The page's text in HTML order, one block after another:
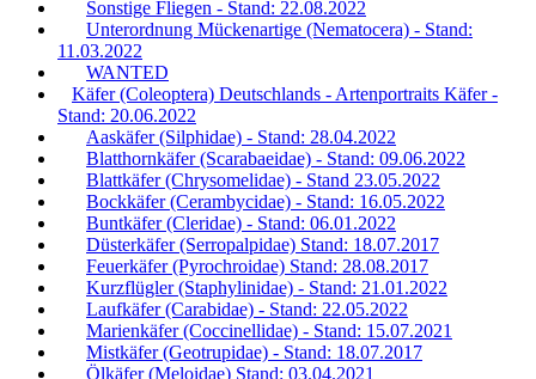
Sonstige Fliegen - Stand: 22.08.2022
Unterordnung Mückenartige (Nematocera) - Stand:
11.03.2022
WANTED
Käfer (Coleoptera) Deutschlands - Artenportraits Käfer -
Stand: 20.06.2022
Aaskäfer (Silphidae) - Stand: 28.04.2022
Blatthornkäfer (Scarabaeidae) - Stand: 09.06.2022
Blattkäfer (Chrysomelidae) - Stand 23.05.2022
Bockkäfer (Cerambycidae) - Stand: 16.05.2022
Buntkäfer (Cleridae) - Stand: 06.01.2022
Düsterkäfer (Serropalpidae) Stand: 18.07.2017
Feuerkäfer (Pyrochroidae) Stand: 28.08.2017
Kurzflügler (Staphylinidae) - Stand: 21.01.2022
Laufkäfer (Carabidae) - Stand: 22.05.2022
Marienkäfer (Coccinellidae) - Stand: 15.07.2021
Mistkäfer (Geotrupidae) - Stand: 18.07.2017
Ölkäfer (Meloidae) Stand: 03.04.2021